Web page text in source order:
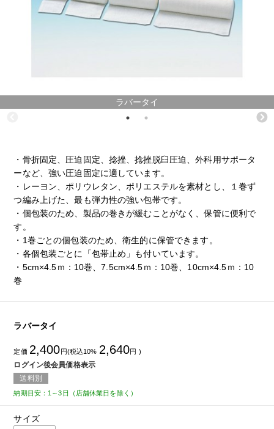
ラバータイ
・骨折固定、圧迫固定、捻挫、捻挫脱臼圧迫、外科用サポータ
ーなど、強い圧迫固定に適しています。
・レーヨン、ポリウレタン、ポリエステルを素材とし、１巻ず
つ編み上げた、最も弾力性の強い包帯です。
・個包装のため、製品の巻きが緩むことがなく、保管に便利で
す。
・1巻ごとの個包装のため、衛生的に保管できます。
・各個包装ごとに「包帯止め」も付いています。
・5cm×4.5ｍ：10巻、7.5cm×4.5ｍ：10巻、10cm×4.5ｍ：10
巻
ラバータイ
定価 2,400円(税込10% 2,640円 )
ログイン後会員価格表示
送料別
納期目安：1～3日（店舗休業日を除く）
サイズ